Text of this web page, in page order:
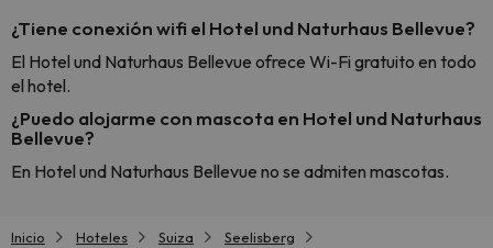
yo.
¿Tiene conexión wifi el Hotel und Naturhaus Bellevue?
El Hotel und Naturhaus Bellevue ofrece Wi-Fi gratuito en todo
el hotel.
¿Puedo alojarme con mascota en Hotel und Naturhaus
Bellevue?
En Hotel und Naturhaus Bellevue no se admiten mascotas.
Inicio Hoteles Suiza
Seelisberg